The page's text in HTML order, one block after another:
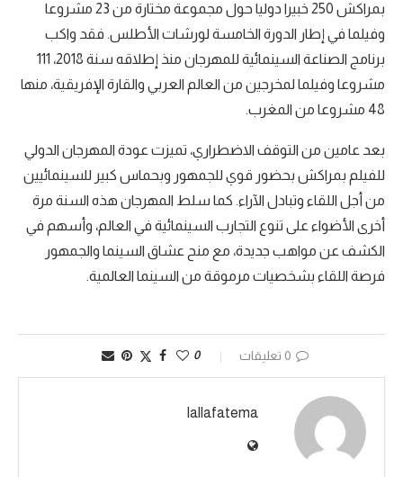
بمراكش 250 خبيرا دوليا حول مجموعة مختارة من 23 مشروعا
وفيلما في إطار الدورة الخامسة لورشات الأطلس. فقد واكب
برنامج الصناعة السينمائية للمهرجان منذ إطلاقه سنة 2018، 111
مشروعا وفيلما لمخرجين من العالم العربي والقارة الإفريقية، منها
48 مشروعا من المغرب.
بعد عامين من التوقف الاضطراري، تميزت عودة المهرجان الدولي
للفيلم بمراكش بحضور قوي للجمهور وبحماس كبير للسينمائيين
من أجل اللقاء وتبادل الآراء. كما سلط المهرجان هذه السنة مرة
أخرى الأضواء على تنوع التجارب السينمائية في العالم، وأسهم في
الكشف عن مواهب جديدة، مع منح عشاق السينما والجمهور
فرصة اللقاء بشخصيات مرموقة من السينما العالمية.
0 تعليقات 0
lallafatema